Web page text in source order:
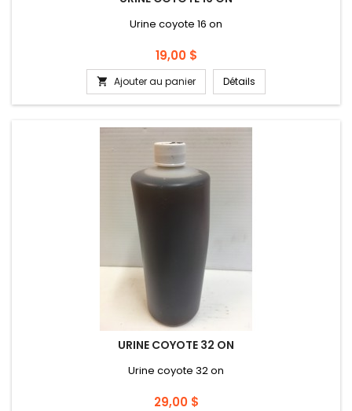
Urine coyote 16 on
Prix
19,00 $
 Ajouter au panier Détails
URINE COYOTE 32 ON
Urine coyote 32 on
Prix
29,00 $